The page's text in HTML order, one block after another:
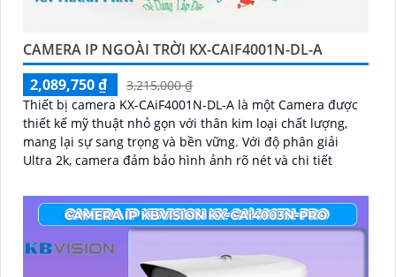
CAMERA IP NGOÀI TRỜI KX-CAIF4001N-DL-A
2,089,750 ₫
3,215,000 ₫
Thiết bị camera KX-CAiF4001N-DL-A là một Camera được
thiết kế mỹ thuật nhỏ gọn với thân kim loại chất lượng,
mang lại sự sang trọng và bền vững. Với độ phân giải
Ultra 2k, camera đảm bảo hình ảnh rõ nét và chi tiết